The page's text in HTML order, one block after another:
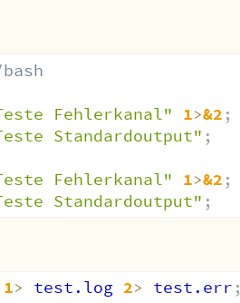
Fehlerkanal" 1>&2 ;
Standardoutput" ;
Fehlerkanal" 1>&2 ;
Standardoutput" ;
1> test.log 2> test.err